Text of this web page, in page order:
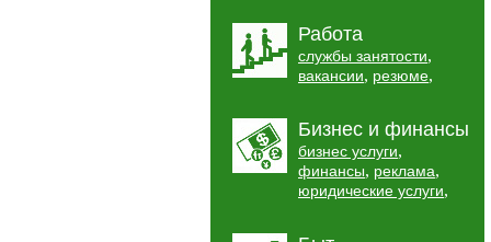
Работа
службы занятости,
вакансии, резюме,
Бизнес и финансы
бизнес услуги,
финансы, реклама,
юридические услуги,